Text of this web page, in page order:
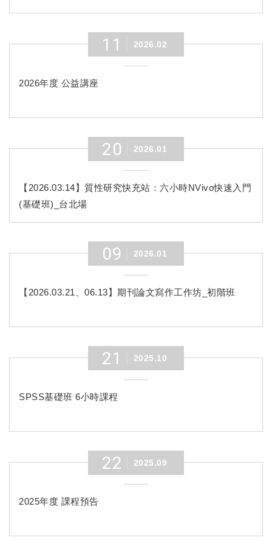
11 2026.02
2026年度 公益講座
20 2026.01
【2026.03.14】質性研究快充站：六小時NVivo快速入門
(基礎班)_台北場
09 2026.01
【2026.03.21、06.13】期刊論文寫作工作坊_初階班
21 2025.10
SPSS基礎班 6小時課程
22 2025.09
2025年度 課程預告